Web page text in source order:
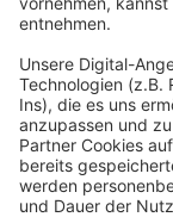
Anzeige
Anzeige